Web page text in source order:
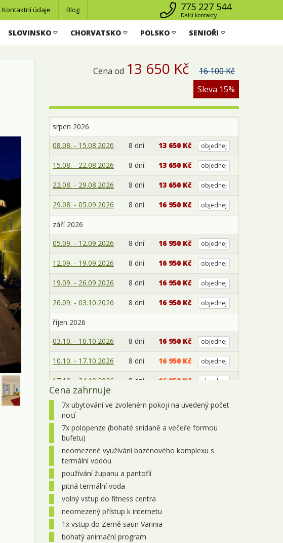
Kontaktní údaje Blog 775 227 544
Další kontakty
SLOVINSKO CHORVATSKO POLSKO SENIOŘI
Cena od 13 650 Kč
16 100 Kč
Sleva 15%
srpen 2026
08.08. - 15.08.2026
8 dní 13 650 Kč objednej
15.08. - 22.08.2026 8 dní 13 650 Kč objednej
22.08. - 29.08.2026 8 dní 13 650 Kč objednej
29.08. - 05.09.2026 8 dní 16 950 Kč objednej
září 2026
05.09. - 12.09.2026
8 dní 16 950 Kč objednej
12.09. - 19.09.2026 8 dní 16 950 Kč objednej
19.09. - 26.09.2026 8 dní 16 950 Kč objednej
26.09. - 03.10.2026 8 dní 16 950 Kč objednej
říjen 2026
03.10. - 10.10.2026
8 dní 16 950 Kč objednej
10.10. - 17.10.2026 8 dní 16 950 Kč objednej
17.10. - 24.10.2026 8 dní 16 950 Kč objednej
24.10. - 31.10.2026 8 dní 16 950 Kč objednej
31.10. - 07.11.2026
listopad 2026
07.11. - 14.11.2026
15 200 Kč
14.11. - 21.11.2026 8 dní
21.11. - 28.11.2026 8 dní
28.11. - 05.12.2026
prosinec 2026
Cena zahrnuje
7x ubytování ve zvoleném pokoji na uvedený počet
nocí
7x polopenze (bohaté snídaně a večeře formou
bufetu)
neomezené využívání bazénového komplexu s
termální vodou
používání županu a pantoflí
pitná termální voda
volný vstup do fitness centra
neomezený přístup k internetu
1x vstup do Země saun Varinia
bohatý animační program